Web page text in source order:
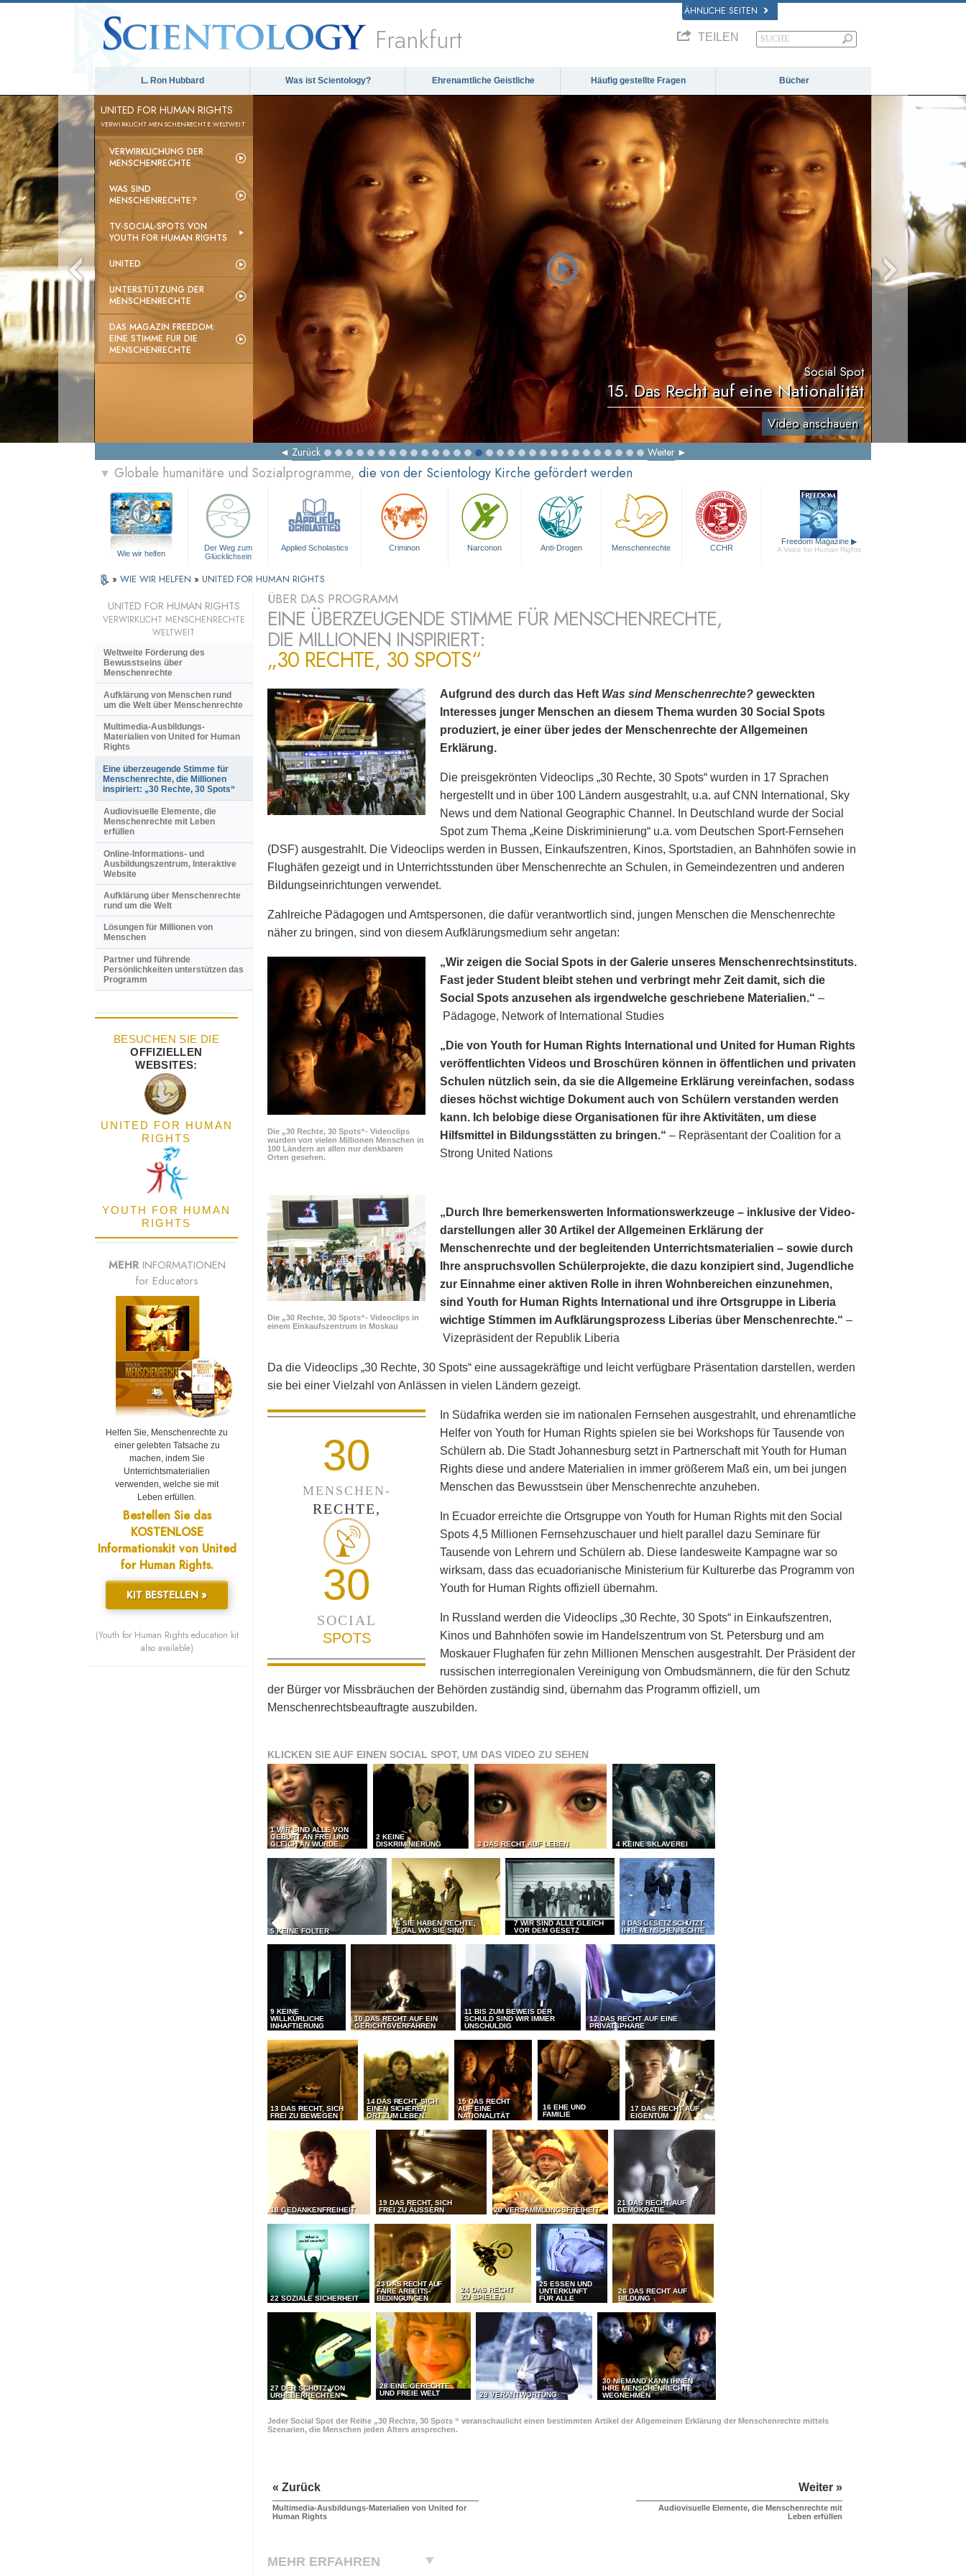
ÄHNLICHE SEITEN
Frankfurt TEILEN
L. Ron Hubbard Was ist Scientology? Ehrenamtliche Geistliche Häufig gestellte Fragen Bücher
UNITED FOR HUMAN RIGHTS
VERWIRKLICHT MENSCHENRECHTE WELTWEIT
VERWIRKLICHUNG DER
MENSCHENRECHTE
WAS SIND
MENSCHENRECHTE?
TV-SOCIAL-SPOTS VON
YOUTH FOR HUMAN RIGHTS
UNITED
UNTERSTÜTZUNG DER
MENSCHENRECHTE
DAS MAGAZIN FREEDOM:
EINE STIMME FÜR DIE
MENSCHENRECHTE
Social Spot
15. Das Recht auf eine Nationalität
Video anschauen
Zurück Weiter
▼ Globale humanitäre und Sozialprogramme, die von der Scientology Kirche gefördert werden
Wie wir helfen
Der Weg zum
Glücklichsein
Applied Scholastics Criminon Narconon Anti-Drogen Menschenrechte CCHR
Freedom Magazine ▶
A Voice for Human Rights
» WIE WIR HELFEN » UNITED FOR HUMAN RIGHTS
ÜBER DAS PROGRAMM
EINE ÜBERZEUGENDE STIMME FÜR MENSCHENRECHTE,
DIE MILLIONEN INSPIRIERT:
„30 RECHTE, 30 SPOTS“
Aufgrund des durch das Heft Was sind Menschenrechte? geweckten
Interesses junger Menschen an diesem Thema wurden 30 Social Spots
produziert, je einer über jedes der Menschenrechte der Allgemeinen
Erklärung.
Die preisgekrönten Videoclips „30 Rechte, 30 Spots“ wurden in 17 Sprachen
hergestellt und in über 100 Ländern ausgestrahlt, u.a. auf CNN International, Sky
News und dem National Geographic Channel. In Deutschland wurde der Social
Spot zum Thema „Keine Diskriminierung“ u.a. vom Deutschen Sport-Fernsehen
(DSF) ausgestrahlt. Die Videoclips werden in Bussen, Einkaufszentren, Kinos, Sportstadien, an Bahnhöfen sowie in
Flughäfen gezeigt und in Unterrichtsstunden über Menschenrechte an Schulen, in Gemeindezentren und anderen
Bildungseinrichtungen verwendet.
Zahlreiche Pädagogen und Amtspersonen, die dafür verantwortlich sind, jungen Menschen die Menschenrechte
näher zu bringen, sind von diesem Aufklärungsmedium sehr angetan:
Die „30 Rechte, 30 Spots“- Videoclips
wurden von vielen Millionen Menschen in
100 Ländern an allen nur denkbaren
Orten gesehen.
„Wir zeigen die Social Spots in der Galerie unseres Menschenrechtsinstituts.
Fast jeder Student bleibt stehen und verbringt mehr Zeit damit, sich die
Social Spots anzusehen als irgendwelche geschriebene Materialien.“ –
Pädagoge, Network of International Studies
„Die von Youth for Human Rights International und United for Human Rights
veröffentlichten Videos und Broschüren können in öffentlichen und privaten
Schulen nützlich sein, da sie die Allgemeine Erklärung vereinfachen, sodass
dieses höchst wichtige Dokument auch von Schülern verstanden werden
kann. Ich belobige diese Organisationen für ihre Aktivitäten, um diese
Hilfsmittel in Bildungsstätten zu bringen.“ – Repräsentant der Coalition for a
Strong United Nations
Die „30 Rechte, 30 Spots“- Videoclips in
einem Einkaufszentrum in Moskau
„Durch Ihre bemerkens­werten Informationswerkzeuge – inklusive der Video­
darstellungen aller 30 Artikel der Allgemeinen Erklärung der
Menschenrechte und der begleitenden Unterrichtsmaterialien – sowie durch
Ihre anspruchsvollen Schülerprojekte, die dazu konzipiert sind, Jugendliche
zur Einnahme einer aktiven Rolle in ihren Wohnbereichen einzunehmen,
sind Youth for Human Rights International und ihre Ortsgruppe in Liberia
wichtige Stimmen im Aufklärungsprozess Liberias über Menschenrechte.“ –
Vizepräsident der Republik Liberia
Da die Videoclips „30 Rechte, 30 Spots“ eine aussagekräftige und leicht verfügbare Präsentation darstellen, werden
sie bei einer Vielzahl von Anlässen in vielen Ländern gezeigt.
30
MENSCHEN-
RECHTE,
30
SOCIAL
SPOTS
In Südafrika werden sie im nationalen Fernsehen ausgestrahlt, und ehrenamtliche
Helfer von Youth for Human Rights spielen sie bei Workshops für Tausende von
Schülern ab. Die Stadt Johannesburg setzt in Partnerschaft mit Youth for Human
Rights diese und andere Materialien in immer größerem Maß ein, um bei jungen
Menschen das Bewusstsein über Menschenrechte anzuheben.
In Ecuador erreichte die Ortsgruppe von Youth for Human Rights mit den Social
Spots 4,5 Millionen Fernsehzuschauer und hielt parallel dazu Seminare für
Tausende von Lehrern und Schülern ab. Diese landesweite Kampagne war so
wirksam, dass das ecuadorianische Ministerium für Kulturerbe das Programm von
Youth for Human Rights offiziell übernahm.
In Russland werden die Videoclips „30 Rechte, 30 Spots“ in Einkaufszentren,
Kinos und Bahnhöfen sowie im Handelszentrum von St. Petersburg und am
Moskauer Flughafen für zehn Millionen Menschen ausgestrahlt. Der Präsident der
russischen interregionalen Vereinigung von Ombudsmännern, die für den Schutz
der Bürger vor Missbräuchen der Behörden zuständig sind, übernahm das Programm offiziell, um
Menschenrechtsbeauftragte auszubilden.
KLICKEN SIE AUF EINEN SOCIAL SPOT, UM DAS VIDEO ZU SEHEN
1 WIR SIND ALLE VON
GEBURT AN FREI UND
GLEICH AN WÜRDE...
2 KEINE
DISKRIMINIERUNG
3 DAS RECHT AUF LEBEN 4 KEINE SKLAVEREI
5 KEINE FOLTER
6 SIE HABEN RECHTE,
EGAL WO SIE SIND
7 WIR SIND ALLE GLEICH
VOR DEM GESETZ
8 DAS GESETZ SCHÜTZT
IHRE MENSCHENRECHTE
9 KEINE
WILLKÜRLICHE
INHAFTIERUNG
10 DAS RECHT AUF EIN
GERICHTSVERFAHREN
11 BIS ZUM BEWEIS DER
SCHULD SIND WIR IMMER
UNSCHULDIG
12 DAS RECHT AUF EINE
PRIVATSPHÄRE
13 DAS RECHT, SICH
FREI ZU BEWEGEN
14 DAS RECHT, SICH
EINEN SICHEREN
ORT ZUM LEBEN...
15 DAS RECHT
AUF EINE
NATIONALITÄT
16 EHE UND
FAMILIE
17 DAS RECHT AUF
EIGENTUM
18 GEDANKENFREIHEIT
19 DAS RECHT, SICH
FREI ZU ÄUSSERN
20 VERSAMMLUNGSFREIHEIT
21 DAS RECHT AUF
DEMOKRATIE
22 SOZIALE SICHERHEIT
23 DAS RECHT AUF
FAIRE ARBEITS-
BEDINGUNGEN
24 DAS RECHT
ZU SPIELEN
25 ESSEN UND
UNTERKUNFT
FÜR ALLE
26 DAS RECHT AUF
BILDUNG
27 DER SCHUTZ VON
URHEBERRECHTEN
28 EINE GERECHTE
UND FREIE WELT
29 VERANTWORTUNG
30 NIEMAND KANN IHNEN
IHRE MENSCHENRECHTE
WEGNEHMEN
Jeder Social Spot der Reihe „30 Rechte, 30 Spots “ veranschaulicht einen bestimmten Artikel der Allgemeinen Erklärung der Menschenrechte mittels
Szenarien, die Menschen jeden Alters ansprechen.
« Zurück
Multimedia-Ausbildungs-Materialien von United for
Human Rights
Weiter »
Audiovisuelle Elemente, die Menschenrechte mit
Leben erfüllen
MEHR ERFAHREN
UNITED FOR HUMAN RIGHTS
VERWIRKLICHT MENSCHENRECHTE
WELTWEIT
Weltweite Förderung des
Bewusstseins über
Menschenrechte
Aufklärung von Menschen rund
um die Welt über Menschenrechte
Multimedia-Ausbildungs-
Materialien von United for Human
Rights
Eine überzeugende Stimme für
Menschenrechte, die Millionen
inspiriert: „30 Rechte, 30 Spots“
Audiovisuelle Elemente, die
Menschenrechte mit Leben
erfüllen
Online-Informations- und
Ausbildungszentrum, Interaktive
Website
Aufklärung über Menschenrechte
rund um die Welt
Lösungen für Millionen von
Menschen
Partner und führende
Persönlichkeiten unterstützen das
Programm
BESUCHEN SIE DIE
OFFIZIELLEN
WEBSITES:
UNITED FOR HUMAN
RIGHTS
YOUTH FOR HUMAN
RIGHTS
MEHR INFORMATIONEN
for Educators
Helfen Sie, Menschenrechte zu
einer gelebten Tatsache zu
machen, indem Sie
Unterrichtsmaterialien
verwenden, welche sie mit
Leben erfüllen.
Bestellen Sie das
KOSTENLOSE
Informationskit von United
for Human Rights.
KIT BESTELLEN »
(Youth for Human Rights education kit
also available)